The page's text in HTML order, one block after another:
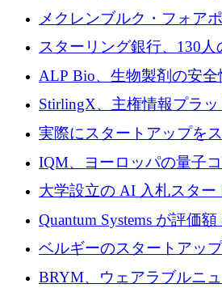
ンタム・キャピタルが気
ェア投資として初回クロ
を確保
メクレンブルク・フォア
Nextcloud を州全体に展開
戦略を拡大
スターリング銀行、130
ALP Bio、生物製剤の安
Venture Kick から 16 万
StirlingX、主権情報プラ
するためにシリーズ A で
実際にスタートアップを
ノベーション モデルを学
IQM、ヨーロッパの量子
企業として初めて米国の
大学設立の AI 入札スター
がプレシード資金総額
Quantum Systems が評価
ドルを調達
ベルギーのスタートアッ
の可視化のために 50 万ユ
BRYM、ウェアラブルニ